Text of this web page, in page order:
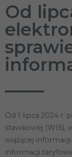
Od
Od 1 lipca 2024 r.
stawkowej (WIS),
wiążącej
informacji